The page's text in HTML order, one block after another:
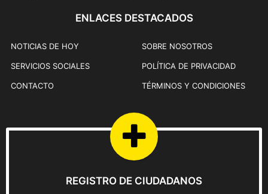
o
g
h
0
ENLACES DESTACADOS
NOTICIAS DE HOY
SERVICIOS SOCIALES
CONTACTO
SOBRE NOSOTROS
POLÍTICA DE PRIVACIDAD
TÉRMINOS Y CONDICIONES
REGISTRO DE CIUDADANOS